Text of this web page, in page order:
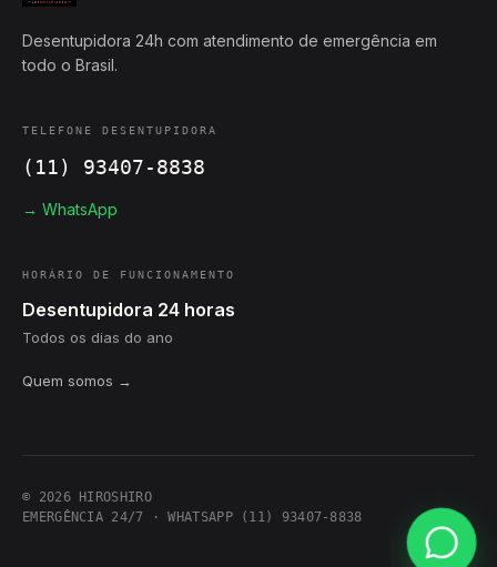
Desentupidora 24h com atendimento de emergência em
todo o Brasil.
TELEFONE DESENTUPIDORA
(11) 93407-8838
→ WhatsApp
HORÁRIO DE FUNCIONAMENTO
Desentupidora 24 horas
Todos os dias do ano
Quem somos →
© 2026 HIROSHIRO
EMERGÊNCIA 24/7 · WHATSAPP (11) 93407-8838